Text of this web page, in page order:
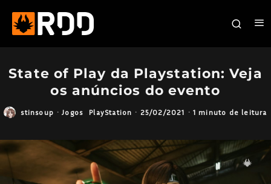
State of Play da Playstation: Veja
os anúncios do evento
stinsoup · Jogos PlayStation · 25/02/2021 · 1 minuto de leitura